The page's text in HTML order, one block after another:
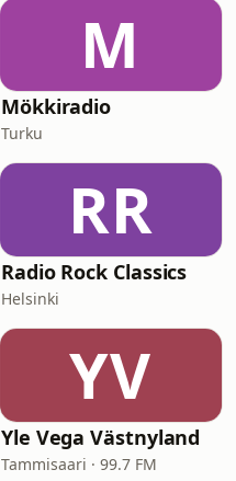
M
Mökkiradio
Turku
RR
Radio Rock Classics
Helsinki
YV
Yle Vega Västnyland
Tammisaari · 99.7 FM